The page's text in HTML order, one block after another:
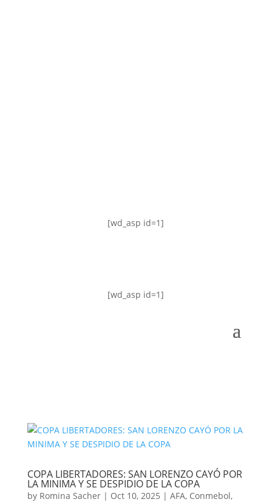
[wd_asp id=1]
[wd_asp id=1]
COPA LIBERTADORES: SAN LORENZO CAYÓ POR
LA MINIMA Y SE DESPIDIO DE LA COPA
by Romina Sacher| Oct 10, 2025 | AFA, Conmebol,